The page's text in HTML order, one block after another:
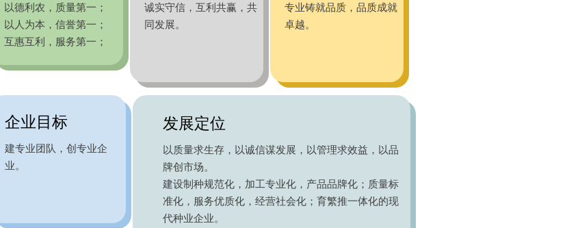
以德利农，质量第一；
以人为本，信誉第一；
互惠互利，服务第一；
诚实守信，互利共赢，共
同发展。
专业铸就品质，品质成就
卓越。
企业目标
建专业团队，创专业企
业。
发展定位
以质量求生存，以诚信谋发展，以管理求效益，以品
牌创市场。
建设制种规范化，加工专业化，产品品牌化；质量标
准化，服务优质化，经营社会化；育繁推一体化的现
代种业企业。